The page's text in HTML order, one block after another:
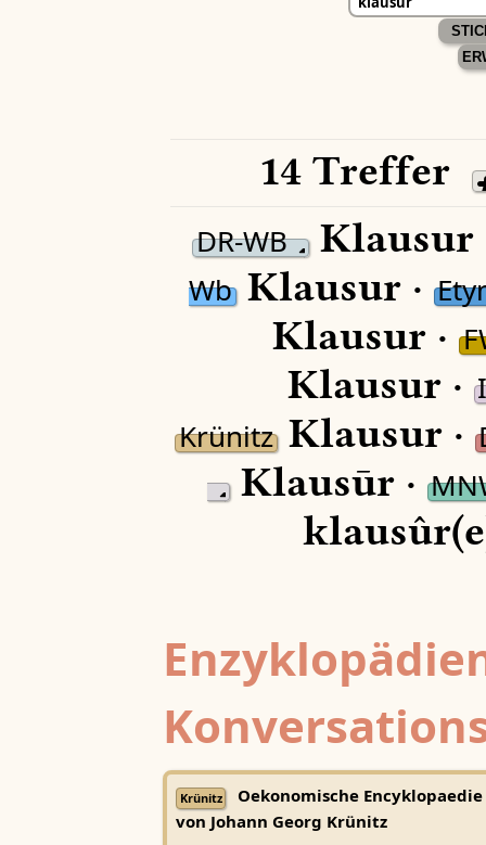
14 Treffer
DR-WB Klausur
WbKlausur ·
Klausur ·
Klausur ·
KrünitzKlausur ·
Klausūr ·
Krünitz
Oekonomische Encyklopaedie
von Johann Georg Krünitz